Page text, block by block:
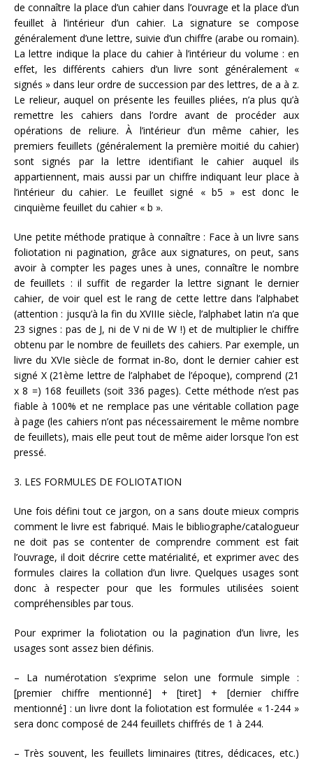
de connaître la place d’un cahier dans l’ouvrage et la place d’un
feuillet à l’intérieur d’un cahier. La signature se compose
généralement d’une lettre, suivie d’un chiffre (arabe ou romain).
La lettre indique la place du cahier à l’intérieur du volume : en
effet, les différents cahiers d’un livre sont généralement «
signés » dans leur ordre de succession par des lettres, de a à z.
Le relieur, auquel on présente les feuilles pliées, n’a plus qu’à
remettre les cahiers dans l’ordre avant de procéder aux
opérations de reliure. À l’intérieur d’un même cahier, les
premiers feuillets (généralement la première moitié du cahier)
sont signés par la lettre identifiant le cahier auquel ils
appartiennent, mais aussi par un chiffre indiquant leur place à
l’intérieur du cahier. Le feuillet signé « b5 » est donc le
cinquième feuillet du cahier « b ».
Une petite méthode pratique à connaître : Face à un livre sans
foliotation ni pagination, grâce aux signatures, on peut, sans
avoir à compter les pages unes à unes, connaître le nombre
de feuillets : il suffit de regarder la lettre signant le dernier
cahier, de voir quel est le rang de cette lettre dans l’alphabet
(attention : jusqu’à la fin du XVIIIe siècle, l’alphabet latin n’a que
23 signes : pas de J, ni de V ni de W !) et de multiplier le chiffre
obtenu par le nombre de feuillets des cahiers. Par exemple, un
livre du XVIe siècle de format in-8o, dont le dernier cahier est
signé X (21ème lettre de l’alphabet de l’époque), comprend (21
x 8 =) 168 feuillets (soit 336 pages). Cette méthode n’est pas
fiable à 100% et ne remplace pas une véritable collation page
à page (les cahiers n’ont pas nécessairement le même nombre
de feuillets), mais elle peut tout de même aider lorsque l’on est
pressé.
3. LES FORMULES DE FOLIOTATION
Une fois défini tout ce jargon, on a sans doute mieux compris
comment le livre est fabriqué. Mais le bibliographe/catalogueur
ne doit pas se contenter de comprendre comment est fait
l’ouvrage, il doit décrire cette matérialité, et exprimer avec des
formules claires la collation d’un livre. Quelques usages sont
donc à respecter pour que les formules utilisées soient
compréhensibles par tous.
Pour exprimer la foliotation ou la pagination d’un livre, les
usages sont assez bien définis.
– La numérotation s’exprime selon une formule simple :
[premier chiffre mentionné] + [tiret] + [dernier chiffre
mentionné] : un livre dont la foliotation est formulée « 1-244 »
sera donc composé de 244 feuillets chiffrés de 1 à 244.
– Très souvent, les feuillets liminaires (titres, dédicaces, etc.)